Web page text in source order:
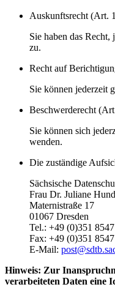
Auskunftsrecht (Art.
Sie haben das
zu.
Recht auf
Sie können jederzeit
Beschwerderecht
Sie können sich
wenden.
Die zuständige
Sächsische
Frau Dr. Juliane
Maternistraße 17
01067 Dresden
Tel.: +49 (0)351
Fax: +49 (0)351
E-Mail:
Hinweis: Zur
verarbeiteten Daten eine